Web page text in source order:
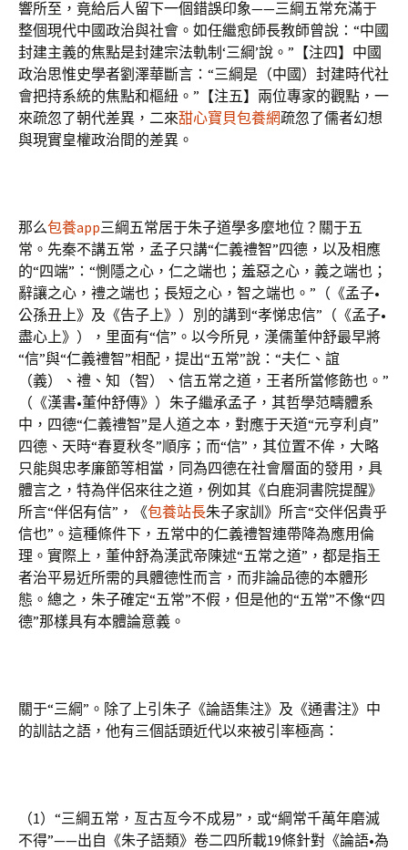
響所至，竟給后人留下一個錯誤印象——三綱五常充滿于
整個現代中國政治與社會。如任繼愈師長教師曾說：“中國
封建主義的焦點是封建宗法軌制‘三綱’說。”【注四】中國
政治思惟史學者劉澤華斷言：“三綱是（中國）封建時代社
會把持系統的焦點和樞紐。”【注五】兩位專家的觀點，一
來疏忽了朝代差異，二來甜心寶貝包養網疏忽了儒者幻想
與現實皇權政治間的差異。
那么包養app三綱五常居于朱子道學多麼地位？關于五
常。先秦不講五常，孟子只講“仁義禮智”四德，以及相應
的“四端”：“惻隱之心，仁之端也；羞惡之心，義之端也；
辭讓之心，禮之端也；長短之心，智之端也。”（《孟子•
公孫丑上》及《告子上》）別的講到“孝悌忠信”（《孟子•
盡心上》），里面有“信”。以今所見，漢儒董仲舒最早將
“信”與“仁義禮智”相配，提出“五常”說：“夫仁、誼
（義）、禮、知（智）、信五常之道，王者所當修飭也。”
（《漢書•董仲舒傳》）朱子繼承孟子，其哲學范疇體系
中，四德“仁義禮智”是人道之本，對應于天道“元亨利貞”
四德、天時“春夏秋冬”順序；而“信”，其位置不侔，大略
只能與忠孝廉節等相當，同為四德在社會層面的發用，具
體言之，特為伴侶來往之道，例如其《白鹿洞書院提醒》
所言“伴侶有信”，《包養站長朱子家訓》所言“交伴侶貴乎
信也”。這種條件下，五常中的仁義禮智連帶降為應用倫
理。實際上，董仲舒為漢武帝陳述“五常之道”，都是指王
者治平易近所需的具體德性而言，而非論品德的本體形
態。總之，朱子確定“五常”不假，但是他的“五常”不像“四
德”那樣具有本體論意義。
關于“三綱”。除了上引朱子《論語集注》及《通書注》中
的訓詁之語，他有三個話頭近代以來被引率極高：
（1）“三綱五常，亙古亙今不成易”，或“綱常千萬年磨滅
不得”——出自《朱子語類》卷二四所載19條針對《論語•為